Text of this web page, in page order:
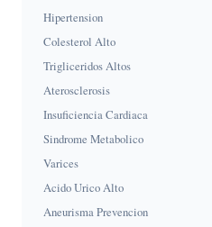
Hipertension
Colesterol Alto
Trigliceridos Altos
Aterosclerosis
Insuficiencia Cardiaca
Sindrome Metabolico
Varices
Acido Urico Alto
Aneurisma Prevencion